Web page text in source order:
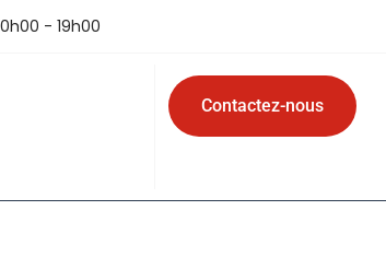
- 19h00
Contactez-nous